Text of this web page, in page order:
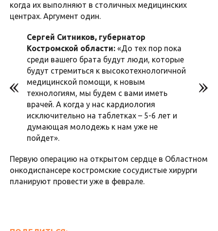
когда их выполняют в столичных медицинских
центрах. Аргумент один.
Сергей Ситников, губернатор
Костромской области: «До тех пор пока
среди вашего брата будут люди, которые
будут стремиться к высокотехнологичной
медицинской помощи, к новым
технологиям, мы будем с вами иметь
врачей. А когда у нас кардиология
исключительно на таблетках – 5-6 лет и
думающая молодежь к нам уже не
пойдет».
Первую операцию на открытом сердце в Областном
онкодиспансере костромские сосудистые хирурги
планируют провести уже в феврале.